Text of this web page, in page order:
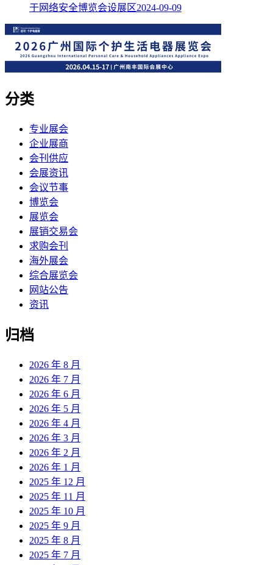
于网络安全博览会设展区2024-09-09
分类
专业展会
企业展商
会刊供应
会展资讯
会议节事
博览会
展览会
展销交易会
求购会刊
海外展会
综合展览会
网站公告
资讯
归档
2026 年 8 月
2026 年 7 月
2026 年 6 月
2026 年 5 月
2026 年 4 月
2026 年 3 月
2026 年 2 月
2026 年 1 月
2025 年 12 月
2025 年 11 月
2025 年 10 月
2025 年 9 月
2025 年 8 月
2025 年 7 月